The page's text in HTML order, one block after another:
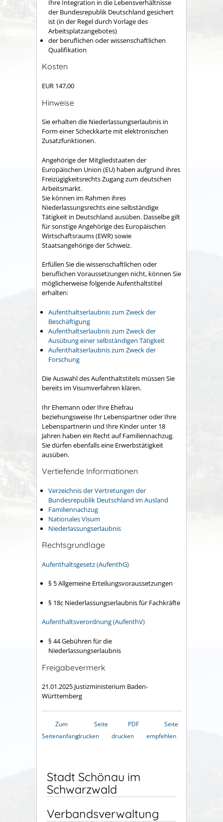
Ihre Integration in die Lebensverhältnisse
der Bundesrepublik Deutschland gesichert
ist (in der Regel durch Vorlage des
Arbeitsplatzangebotes)
der beruflichen oder wissenschaftlichen
Qualifikation
Kosten
EUR 147,00
Hinweise
Sie erhalten die Niederlassungserlaubnis in
Form einer Scheckkarte mit elektronischen
Zusatzfunktionen.
Angehörige der Mitgliedstaaten der
Europäischen Union (EU) haben aufgrund ihres
Freizügigkeitsrechts Zugang zum deutschen
Arbeitsmarkt.
Sie können im Rahmen ihres
Niederlassungsrechts eine selbständige
Tätigkeit in Deutschland ausüben. Dasselbe gilt
für sonstige Angehörige des Europäischen
Wirtschaftsraums (EWR) sowie
Staatsangehörige der Schweiz.
Erfüllen Sie die wissenschaftlichen oder
beruflichen Voraussetzungen nicht, können Sie
möglicherweise folgende Aufenthaltstitel
erhalten:
Aufenthaltserlaubnis zum Zweck der
Beschäftigung
Aufenthaltserlaubnis zum Zweck der
Ausübung einer selbständigen Tätigkeit
Aufenthaltserlaubnis zum Zweck der
Forschung
Die Auswahl des Aufenthaltstitels müssen Sie
bereits im Visumverfahren klären.
Ihr Ehemann oder Ihre Ehefrau
beziehungsweise Ihr Lebenspartner oder Ihre
Lebenspartnerin und Ihre Kinder unter 18
Jahren haben ein Recht auf Familiennachzug.
Sie dürfen ebenfalls eine Erwerbstätigkeit
ausüben.
Vertiefende Informationen
Verzeichnis der Vertretungen der
Bundesrepublik Deutschland im Ausland
Familiennachzug
Nationales Visum
Niederlassungserlaubnis
Rechtsgrundlage
Aufenthaltsgesetz (AufenthG)
§ 5Allgemeine Erteilungsvoraussetzungen
§ 18c Niederlassungserlaubnis für Fachkräfte
Aufenthaltsverordnung (AufenthV)
§ 44Gebühren für die
Niederlassungserlaubnis
Freigabevermerk
21.01.2025 Justizministerium Baden-
Württemberg
Zum
Seitenanfang
Seite
drucken
PDF
drucken
Seite
empfehlen
Stadt Schönau im
Schwarzwald
Verbandsverwaltung